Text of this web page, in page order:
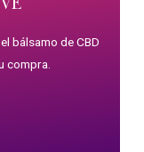
bálsamo de CBD
compra.